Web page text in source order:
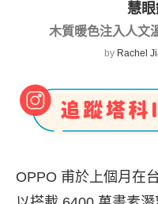
慧
木質暖色注入人文
by Rachel
OPPO 甫於上個月在